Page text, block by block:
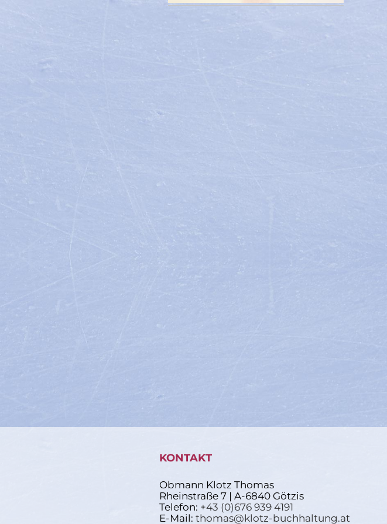
KONTAKT
Obmann Klotz Thomas
Rheinstraße 7 | A-6840 Götzis
Telefon: +43 (0)676 939 4191
E-Mail: thomas@klotz-buchhaltung.at